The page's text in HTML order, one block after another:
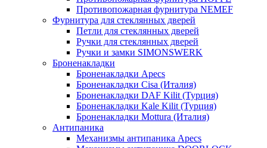
Противопожарная фурнитура NEMEF
Фурнитура для стеклянных дверей
Петли для стеклянных дверей
Ручки для стеклянных дверей
Ручки и замки SIMONSWERK
Броненакладки
Броненакладки Apecs
Броненакладки Cisa (Италия)
Броненакладки DAF Kilit (Турция)
Броненакладки Kale Kilit (Турция)
Броненакладки Mottura (Италия)
Антипаника
Механизмы антипаника Apecs